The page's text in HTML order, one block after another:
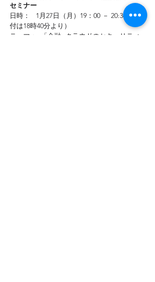
セミナー
日時：   1月27日（月）19：00 － 20:30 （受
付は18時40分より）
テーマ：  「金融×クラウドのセキュリティ